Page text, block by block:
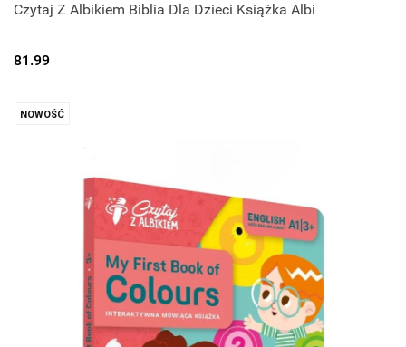
Czytaj Z Albikiem Biblia Dla Dzieci Książka Albi
81.99
NOWOŚĆ